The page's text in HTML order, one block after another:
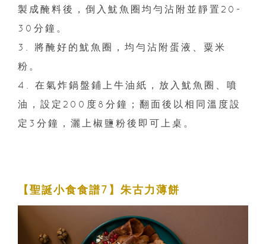
製成醃料後，倒入魷魚圈均勻沾附並靜置20-
30分鐘。
3. 將醃好的魷魚圈，均勻沾附蛋液、粟米
粉。
4. 在氣炸鍋盤鋪上牛油紙，放入魷魚圈、噴
油，設定200度8分鐘；翻面後以相同溫度設
定3分鐘，灑上椒鹽粉後即可上桌。
【聖誕小食食譜7】朱古力薄餅